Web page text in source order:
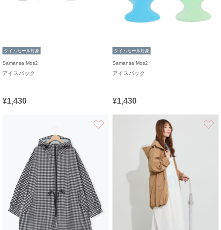
タイムセール対象
Samansa Mos2
アイスパック
¥1,430
タイムセール対象
Samansa Mos2
アイスパック
¥1,430